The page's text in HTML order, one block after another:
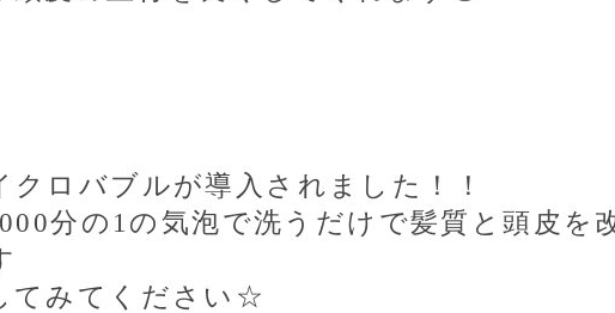
クロバブルが導入されました！！
分の 1 の気泡で洗うだけで髪質と頭皮を
てみてください☆